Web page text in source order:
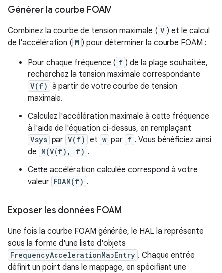
Générer la courbe FOAM
Combinez la courbe de tension maximale ( V ) et le calcul
de l'accélération ( M ) pour déterminer la courbe FOAM :
Pour chaque fréquence ( f ) de la plage souhaitée,
recherchez la tension maximale correspondante
V(f) à partir de votre courbe de tension
maximale.
Calculez l'accélération maximale à cette fréquence
à l'aide de l'équation ci-dessus, en remplaçant
Vsys par V(f) et w par f . Vous bénéficiez ainsi
de M(V(f), f) .
Cette accélération calculée correspond à votre
valeur FOAM(f) .
Exposer les données FOAM
Une fois la courbe FOAM générée, le HAL la représente
sous la forme d'une liste d'objets
FrequencyAccelerationMapEntry . Chaque entrée
définit un point dans le mappage, en spécifiant une